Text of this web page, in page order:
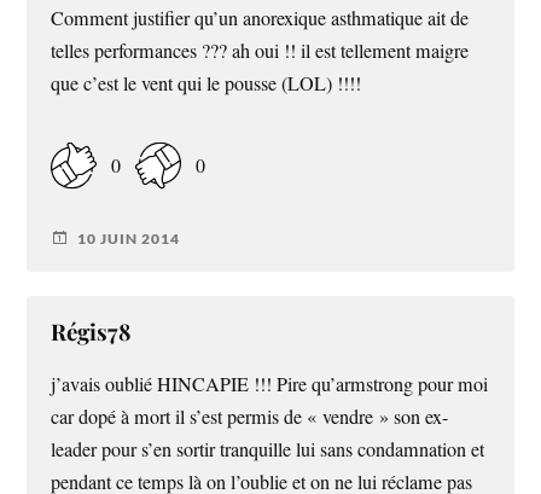
Comment justifier qu’un anorexique asthmatique ait de
telles performances ??? ah oui !! il est tellement maigre
que c’est le vent qui le pousse (LOL) !!!!
0 0
10 JUIN 2014
Régis78
j’avais oublié HINCAPIE !!! Pire qu’armstrong pour moi
car dopé à mort il s’est permis de « vendre » son ex-
leader pour s’en sortir tranquille lui sans condamnation et
pendant ce temps là on l’oublie et on ne lui réclame pas